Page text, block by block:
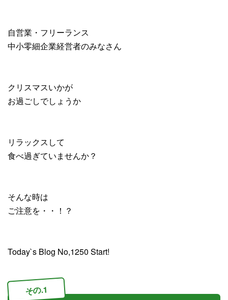
自営業・フリーランス
中小零細企業経営者のみなさん
クリスマスいかが
お過ごしでしょうか
リラックスして
食べ過ぎていませんか？
そんな時は
ご注意を・・！？
Today`s Blog No,1250 Start!
その.1